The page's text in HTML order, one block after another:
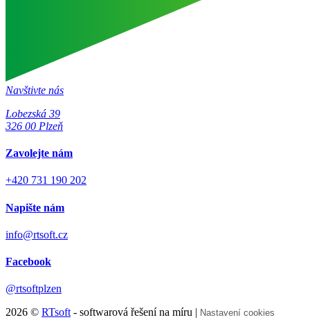
Navštivte nás
Lobezská 39
326 00 Plzeň
Zavolejte nám
+420 731 190 202
Napište nám
info@rtsoft.cz
Facebook
@rtsoftplzen
2026 © RTsoft- softwarová řešení na míru | Nastavení cookies